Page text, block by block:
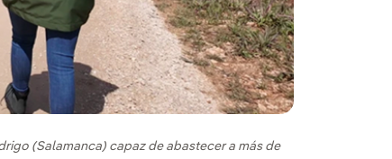
(Salamanca) capaz de abastecer a más de